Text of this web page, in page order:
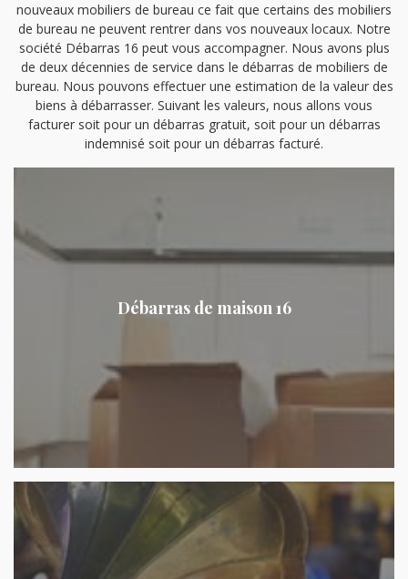
nouveaux mobiliers de bureau ce fait que certains des mobiliers
de bureau ne peuvent rentrer dans vos nouveaux locaux. Notre
société Débarras 16 peut vous accompagner. Nous avons plus
de deux décennies de service dans le débarras de mobiliers de
bureau. Nous pouvons effectuer une estimation de la valeur des
biens à débarrasser. Suivant les valeurs, nous allons vous
facturer soit pour un débarras gratuit, soit pour un débarras
indemnisé soit pour un débarras facturé.
Débarras de maison 16